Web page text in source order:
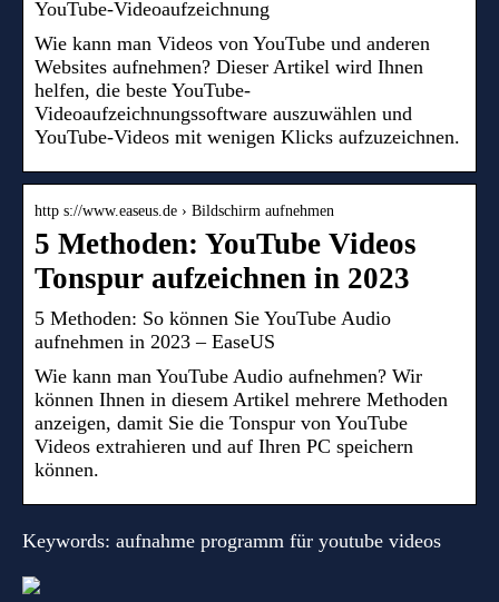
YouTube-Videoaufzeichnung
Wie kann man Videos von YouTube und anderen
Websites aufnehmen? Dieser Artikel wird Ihnen
helfen, die beste YouTube-
Videoaufzeichnungssoftware auszuwählen und
YouTube-Videos mit wenigen Klicks aufzuzeichnen.
http s://www.easeus.de › Bildschirm aufnehmen
5 Methoden: YouTube Videos
Tonspur aufzeichnen in 2023
5 Methoden: So können Sie YouTube Audio
aufnehmen in 2023 – EaseUS
Wie kann man YouTube Audio aufnehmen? Wir
können Ihnen in diesem Artikel mehrere Methoden
anzeigen, damit Sie die Tonspur von YouTube
Videos extrahieren und auf Ihren PC speichern
können.
Keywords: aufnahme programm für youtube videos